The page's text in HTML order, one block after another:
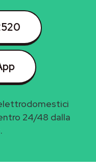
24/48 dalla